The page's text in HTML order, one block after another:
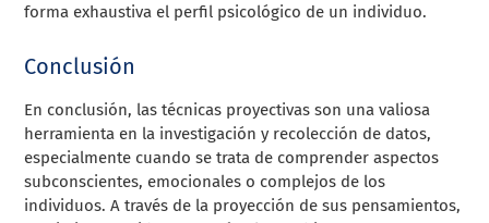
forma exhaustiva el perfil psicológico de un individuo.
Conclusión
En conclusión, las técnicas proyectivas son una valiosa
herramienta en la investigación y recolección de datos,
especialmente cuando se trata de comprender aspectos
subconscientes, emocionales o complejos de los
individuos. A través de la proyección de sus pensamientos,